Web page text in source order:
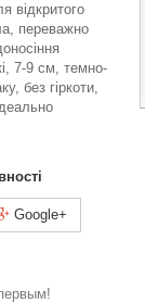
відкритого
переважно
7-9 см, темно-
без гіркоти,
Google+